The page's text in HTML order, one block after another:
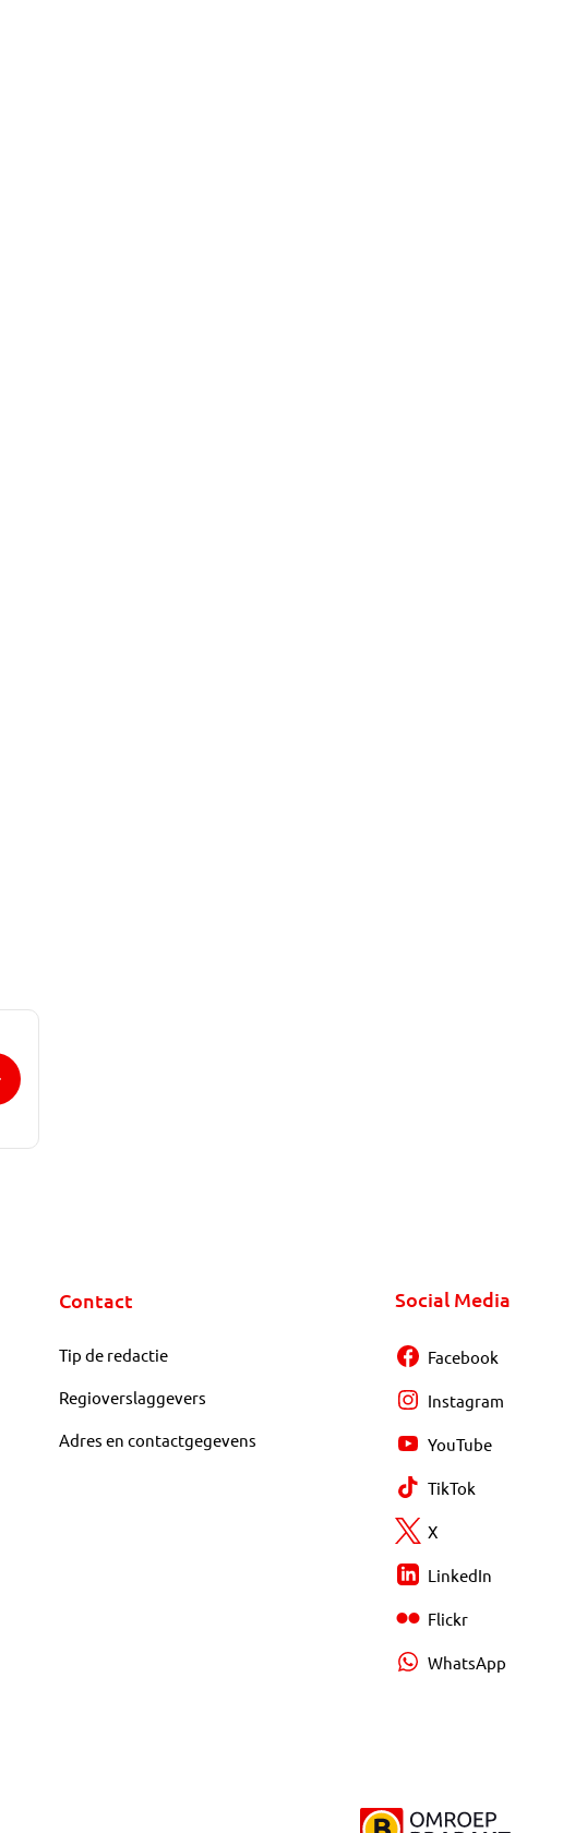
Contact
Tip de redactie
Regioverslaggevers
Adres en contactgegevens
Social Media
Facebook
Instagram
YouTube
TikTok
X
LinkedIn
Flickr
WhatsApp